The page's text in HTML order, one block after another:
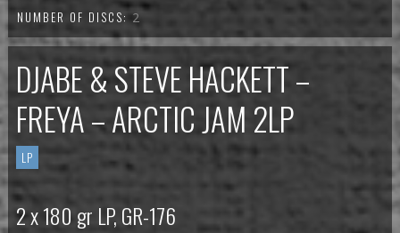
NUMBER OF DISCS:2
DJABE & STEVE HACKETT –
FREYA – ARCTIC JAM 2LP
LP
2 x 180 gr LP, GR-176